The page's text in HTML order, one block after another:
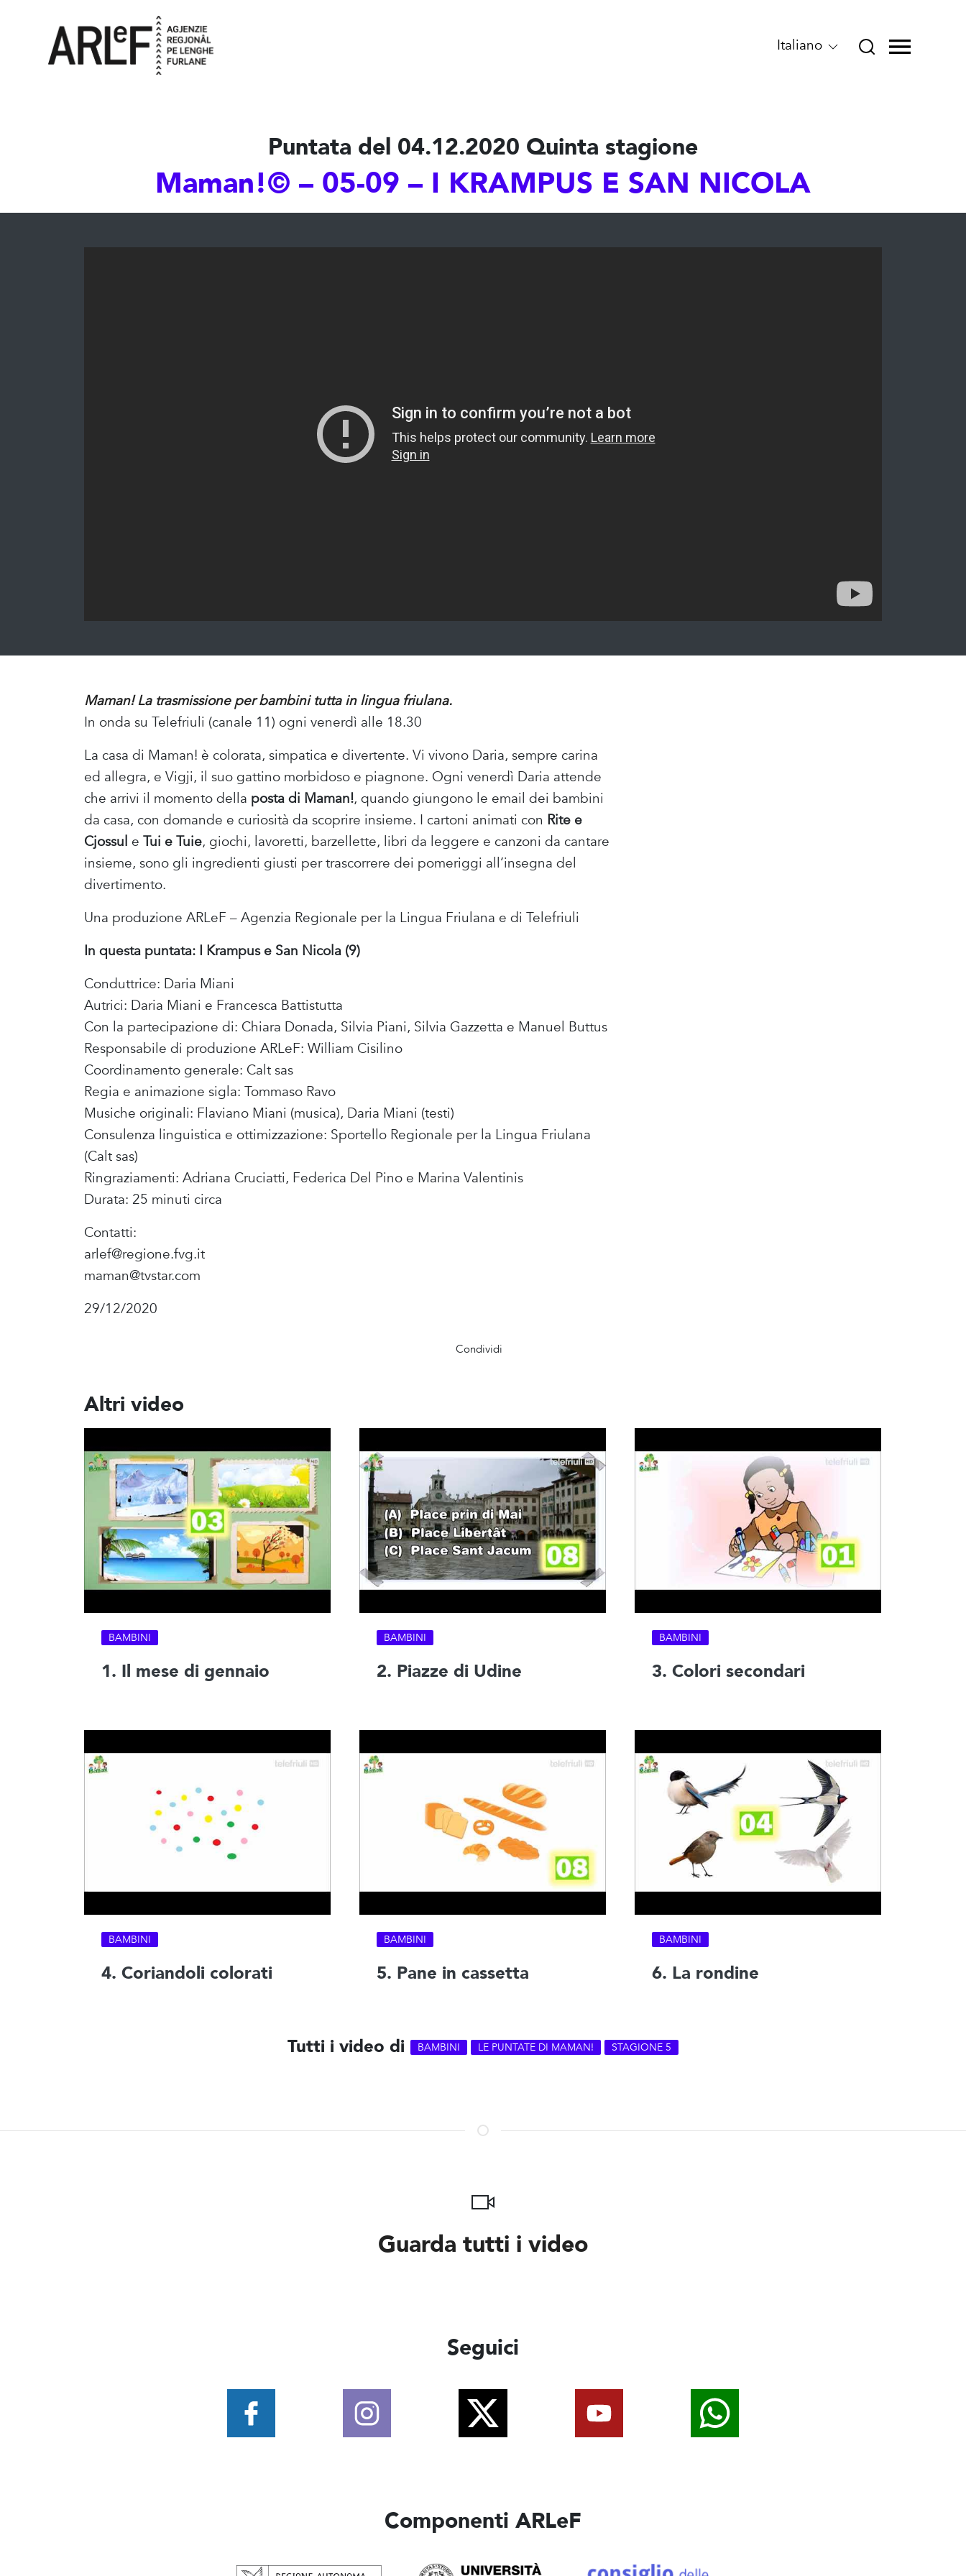
Italiano
Puntata del 04.12.2020 Quinta stagione
Maman!© – 05-09 – I KRAMPUS E SAN NICOLA
Maman! La trasmissione per bambini tutta in lingua friulana.
In onda su Telefriuli (canale 11) ogni venerdì alle 18.30
La casa di Maman! è colorata, simpatica e divertente. Vi vivono Daria, sempre carina
ed allegra, e Vigji, il suo gattino morbidoso e piagnone. Ogni venerdì Daria attende
che arrivi il momento della posta di Maman!, quando giungono le email dei bambini
da casa, con domande e curiosità da scoprire insieme. I cartoni animati con Rite e
Cjossul e Tui e Tuie, giochi, lavoretti, barzellette, libri da leggere e canzoni da cantare
insieme, sono gli ingredienti giusti per trascorrere dei pomeriggi all’insegna del
divertimento.
Una produzione ARLeF – Agenzia Regionale per la Lingua Friulana e di Telefriuli
In questa puntata: I Krampus e San Nicola (9)
Conduttrice: Daria Miani
Autrici: Daria Miani e Francesca Battistutta
Con la partecipazione di: Chiara Donada, Silvia Piani, Silvia Gazzetta e Manuel Buttus
Responsabile di produzione ARLeF: William Cisilino
Coordinamento generale: Calt sas
Regia e animazione sigla: Tommaso Ravo
Musiche originali: Flaviano Miani (musica), Daria Miani (testi)
Consulenza linguistica e ottimizzazione: Sportello Regionale per la Lingua Friulana
(Calt sas)
Ringraziamenti: Adriana Cruciatti, Federica Del Pino e Marina Valentinis
Durata: 25 minuti circa
Contatti:
arlef@regione.fvg.it
maman@tvstar.com
29/12/2020
Condividi
Altri video
BAMBINI
1. Il mese di gennaio
BAMBINI
2. Piazze di Udine
BAMBINI
3. Colori secondari
BAMBINI
4. Coriandoli colorati
BAMBINI
5. Pane in cassetta
BAMBINI
6. La rondine
Tutti i video di BAMBINI LE PUNTATE DI MAMAN! STAGIONE 5
Guarda tutti i video
Seguici
Componenti ARLeF